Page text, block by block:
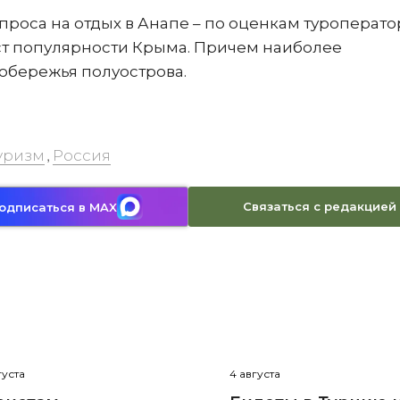
на отдых в Анапе – по оценкам
популярности Крыма. Причем наиболее
полуострова.
, Россия
в MAX Связаться с редакцией
4 августа